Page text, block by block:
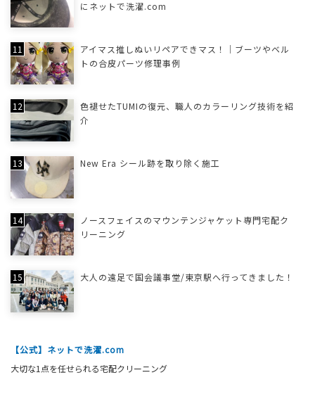
にネットで洗濯.com
アイマス推しぬいリペアできマス！｜ブーツやベル
トの合皮パーツ修理事例
色褪せたTUMIの復元、職人のカラーリング技術を紹
介
New Era シール跡を取り除く施工
ノースフェイスのマウンテンジャケット専門宅配ク
リーニング
大人の遠足で国会議事堂/東京駅へ行ってきました！
【公式】ネットで洗濯.com
大切な1点を任せられる宅配クリーニング